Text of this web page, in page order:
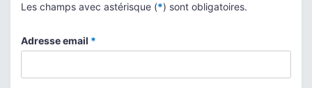
Les champs avec astérisque (*) sont obligatoires.
Adresse email *